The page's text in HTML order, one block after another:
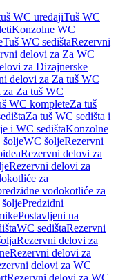
WC uređajiTuš WC
Konzolne WC
Tuš WC sedištaRezervni
delovi za Za WC
za Dizajnerske
delovi za Za tuš WC
Za tuš WC
WC kompleteZa tuš
Za tuš WC sedišta i
i WC sedištaKonzolne
šoljeWC šoljeRezervni
Rezervni delovi za
Rezervni delovi za
za
vodokotliće za
Predzidni
Postavljeni na
WC sedištaRezervni
Rezervni delovi za
Rezervni delovi za
delovi za WC
Rezervni delovi za WC